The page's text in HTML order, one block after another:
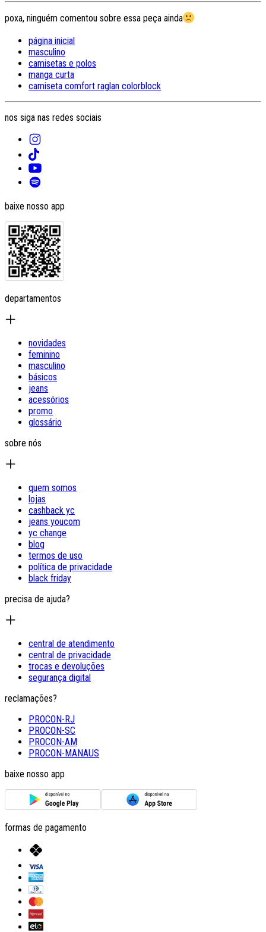
poxa, ninguém comentou sobre essa peça ainda
página inicial
masculino
camisetas e polos
manga curta
camiseta comfort raglan colorblock
nos siga nas redes sociais
baixe nosso app
departamentos
novidades
feminino
masculino
básicos
jeans
acessórios
promo
glossário
sobre nós
quem somos
lojas
cashback yc
jeans youcom
yc change
blog
termos de uso
política de privacidade
black friday
precisa de ajuda?
central de atendimento
central de privacidade
trocas e devoluções
segurança digital
reclamações?
PROCON-RJ
PROCON-SC
PROCON-AM
PROCON-MANAUS
baixe nosso app
formas de pagamento